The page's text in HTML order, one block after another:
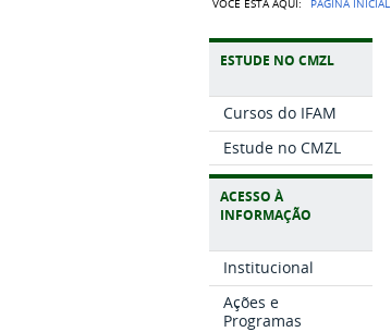
VOCÊ ESTÁ AQUI: PÁGINA INICIAL
ESTUDE NO CMZL
Cursos do IFAM
Estude no CMZL
ACESSO À
INFORMAÇÃO
Institucional
Ações e
Programas